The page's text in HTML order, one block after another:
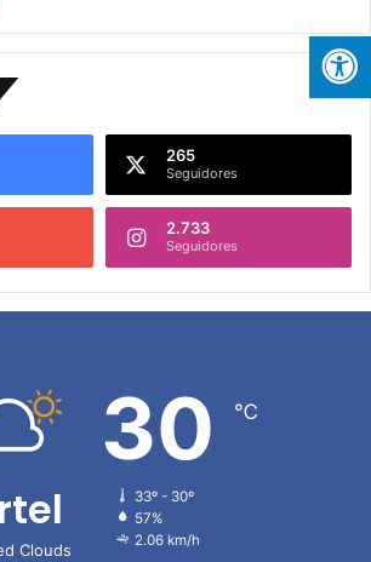
265
Seguidores
2.733
Seguidores
Clouds
30 ℃
33º - 30º
57%
2.06 km/h